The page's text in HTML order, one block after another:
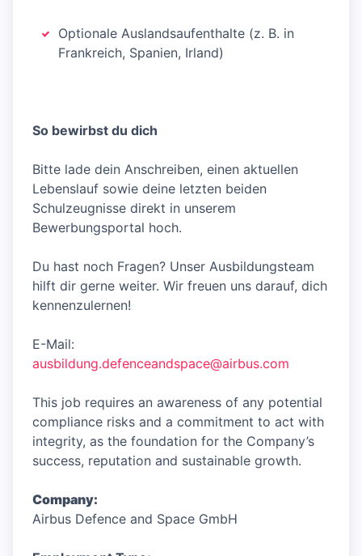
Optionale Auslandsaufenthalte (z. B. in
Frankreich, Spanien, Irland)
So bewirbst du dich
Bitte lade dein Anschreiben, einen aktuellen
Lebenslauf sowie deine letzten beiden
Schulzeugnisse direkt in unserem
Bewerbungsportal hoch.
Du hast noch Fragen? Unser Ausbildungsteam
hilft dir gerne weiter. Wir freuen uns darauf, dich
kennenzulernen!
E-Mail:
ausbildung.defenceandspace@airbus.com
This job requires an awareness of any potential
compliance risks and a commitment to act with
integrity, as the foundation for the Company’s
success, reputation and sustainable growth.
Company:
Airbus Defence and Space GmbH